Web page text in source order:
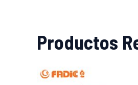
Productos